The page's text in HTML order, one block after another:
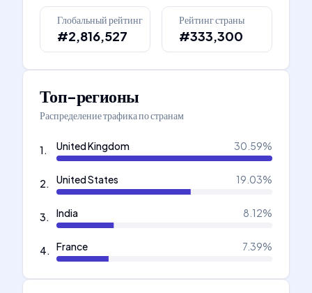
Глобальный рейтинг
#2,816,527
Рейтинг страны
#333,300
Топ-регионы
Распределение трафика по странам
1. United Kingdom 30.59%
2. United States 19.03%
3. India 8.12%
4. France 7.39%